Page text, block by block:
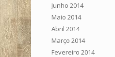
Junho 2014
Maio 2014
Abril 2014
Março 2014
Fevereiro 2014